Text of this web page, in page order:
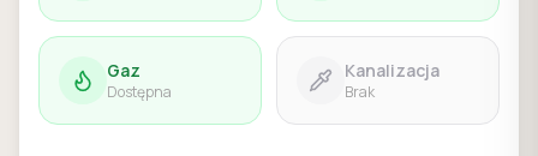
Gaz
Dostępna
Kanalizacja
Brak